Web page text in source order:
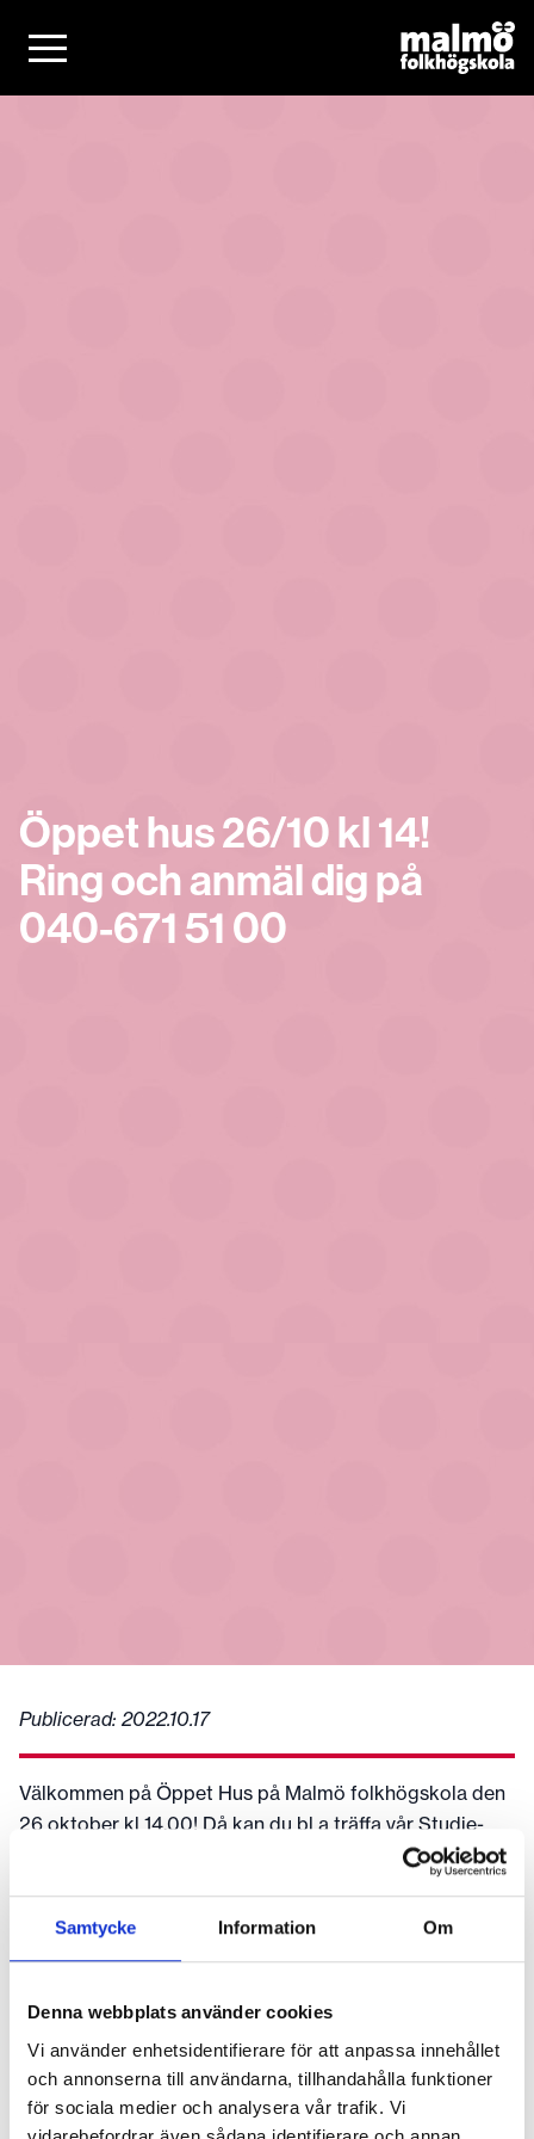
Samtycke Information Om
Denna webbplats använder cookies
Vi använder enhetsidentifierare för att anpassa innehållet
och annonserna till användarna, tillhandahålla funktioner
för sociala medier och analysera vår trafik. Vi
Öppet hus 26/10 kl 14!
Ring och anmäl dig på
040-671 51 00
Publicerad: 2022.10.17
Välkommen på Öppet Hus på Malmö folkhögskola den
26 oktober kl 14.00! Då kan du bl a träffa vår Studie-
och karriärvägledare Emma Olsson och prata
gymnasiestudier på allmän kurs. Ring och anmäl dig på
040- 671 51 00. Varmt välkommen!
2026.06.24
Tack för en fin termin och ha en skön sommar!
Startdatum för höstterminens kurser hittar du här